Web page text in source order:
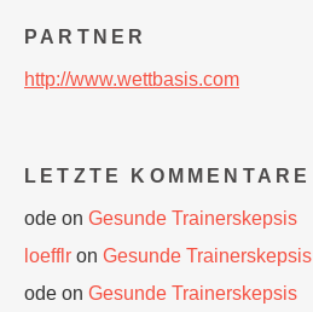
PARTNER
http://www.wettbasis.com
LETZTE KOMMENTARE
ode on Gesunde Trainerskepsis
loefflr on Gesunde Trainerskepsis
ode on Gesunde Trainerskepsis